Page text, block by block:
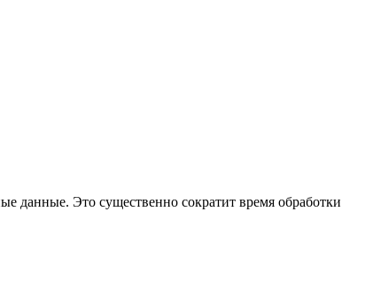
данные. Это существенно сократит время обработки